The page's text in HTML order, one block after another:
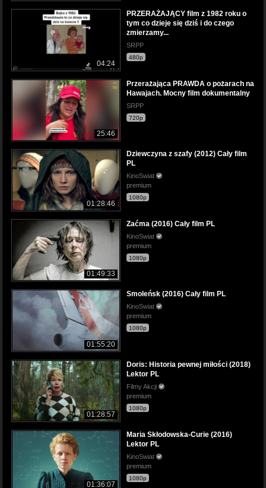
04:24
PRZERAŻAJĄCY film z 1982 roku o
tym co dzieje się dziś i do czego
zmierzamy...
SRPP
480p
25:46
Przerażająca PRAWDA o pożarach na
Hawajach. Mocny film dokumentalny
SRPP
720p
01:28:46
Dziewczyna z szafy (2012) Cały film
PL
KinoSwiat
premium
1080p
01:49:33
Zaćma (2016) Cały film PL
KinoSwiat
premium
1080p
01:55:20
Smoleńsk (2016) Cały film PL
KinoSwiat
premium
1080p
01:28:57
Doris: Historia pewnej miłości (2018)
Lektor PL
Filmy Akcji
premium
1080p
01:36:07
Maria Skłodowska-Curie (2016)
Lektor PL
KinoSwiat
premium
1080p